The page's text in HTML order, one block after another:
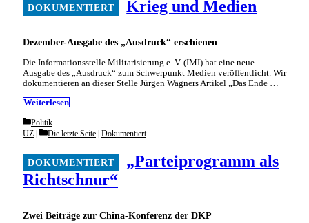
Dezember-Ausgabe des „Ausdruck“ erschienen
Krieg und Medien
Die Informationsstelle Militarisierung e. V. (IMI) hat eine neue
Ausgabe des „Ausdruck“ zum Schwerpunkt Medien veröffentlicht. Wir
dokumentieren an dieser Stelle Jürgen Wagners Artikel „Das Ende …
Weiterlesen
Categories
Politik
Zwei Beiträge zur China-Konferenz der DKP
„Parteiprogramm als
Richtschnur“
UZ Categories
Die letzte Seite | Dokumentiert